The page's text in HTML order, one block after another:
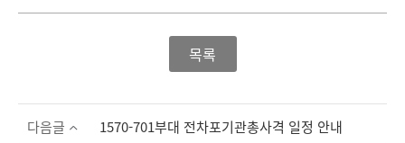
목록
다음글 1570-701부대 전차포기관총사격 일정 안내